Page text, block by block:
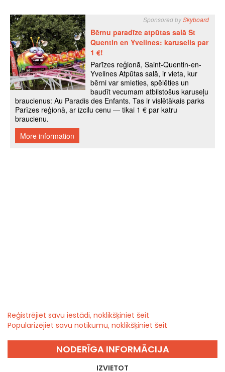
Reģistrējiet savu iestādi, noklikšķiniet šeit
Popularizējiet savu notikumu, noklikšķiniet šeit
NODERĪGA INFORMĀCIJA
IZVIETOT